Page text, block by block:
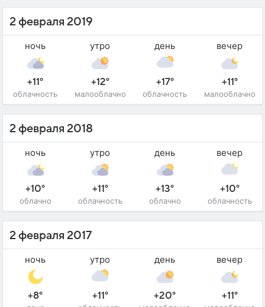
2 февраля 2019
ночь
+11°
облачность
утро
+12°
малооблачно
день
+17°
облачность
вечер
+11°
малооблачно
2 февраля 2018
ночь
+10°
облачно
утро
+11°
облачность
день
+13°
облачно
вечер
+10°
облачность
2 февраля 2017
ночь
+8°
утро
+11°
день
+20°
вечер
+11°